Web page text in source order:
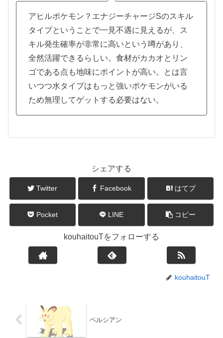
アヒルポケモン？エナジーチャージSのスキル
タイプということで一見不遇に見えるが、ス
キル発生確率が非常に高いという噂があり、
全然活躍できるらしい。食材がカカオとリン
ゴである点も地味にポイントが高い。とは言
いつつ水タイプはもっと強いポケモンがいる
ため無理してゲットする必要はない。
シェアする
Twitter Facebook はてブ
Pocket LINE コピー
kouhaitouTをフォローする
kouhaitouT
ペルシアン